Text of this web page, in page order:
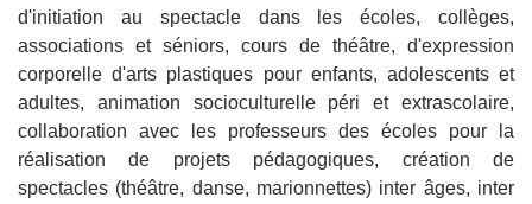
d'initiation au spectacle dans les écoles, collèges,
associations et séniors, cours de théâtre, d'expression
corporelle d'arts plastiques pour enfants, adolescents et
adultes, animation socioculturelle péri et extrascolaire,
collaboration avec les professeurs des écoles pour la
réalisation de projets pédagogiques, création de
spectacles (théâtre, danse, marionnettes) inter âges, inter